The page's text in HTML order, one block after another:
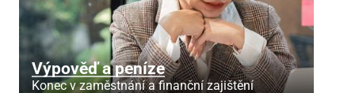
Výpověď a peníze
Konec v zaměstnání a finanční zajištění